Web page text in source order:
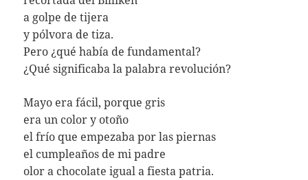
a golpe de tijera
y pólvora de tiza.
Pero ¿qué había de fundamental?
¿Qué significaba la palabra revolución?
Mayo era fácil, porque gris
era un color y otoño
el frío que empezaba por las piernas
el cumpleaños de mi padre
olor a chocolate igual a fiesta patria.